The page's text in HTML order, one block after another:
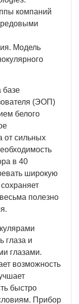
компаний
Модель
базе
(ЭОП)
белого
от сильных
в 40
широкую
полезно
глаза и
глазами.
возможность
быстро
Прибор